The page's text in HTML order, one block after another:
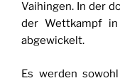
Vaihingen. In der
der Wettkampf
abgewickelt.
Es werden